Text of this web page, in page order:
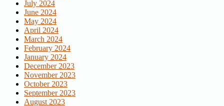
July 2024
June 2024
May 2024
April 2024
March 2024
February 2024
January 2024
December 2023
November 2023
October 2023
September 2023
August 2023